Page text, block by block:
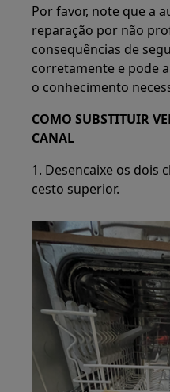
Por favor, note que a
reparação por não
consequências de
corretamente e pode
o conhecimento
COMO SUBSTITUIR
CANAL
1. Desencaixe os dois
cesto superior.